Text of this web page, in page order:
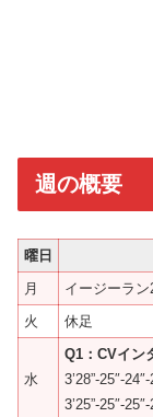
週の概要
曜日
月
イージーラン
火
休足
水
Q1：CVイン
3’28”-25″-
3’25”-25″-